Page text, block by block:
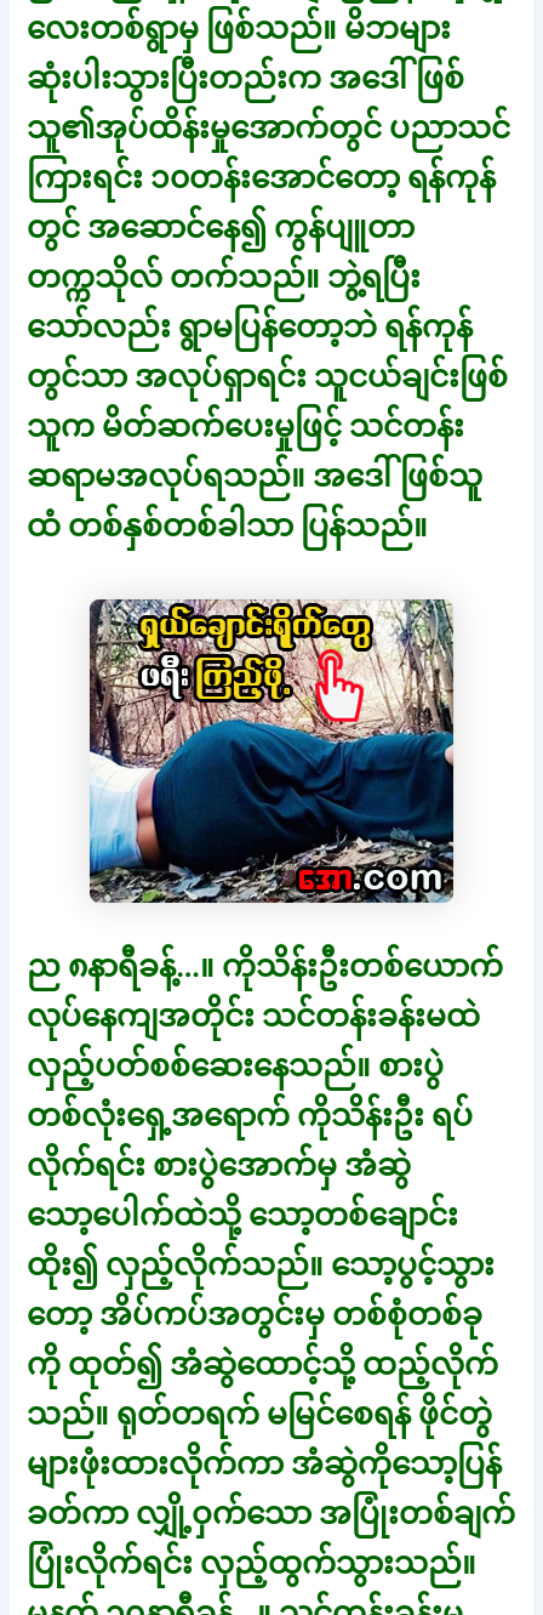
လေးတစ်ရွာမှ ဖြစ်သည်။ မိဘများ
ဆုံးပါးသွားပြီးတည်းက အဒေါ်ဖြစ်
သူ၏အုပ်ထိန်းမှုအောက်တွင် ပညာသင်
ကြားရင်း ၁၀တန်းအောင်တော့ ရန်ကုန်
တွင် အဆောင်နေ၍ ကွန်ပျူတာ
တက္ကသိုလ် တက်သည်။ ဘွဲ့ရပြီး
သော်လည်း ရွာမပြန်တော့ဘဲ ရန်ကုန်
တွင်သာ အလုပ်ရှာရင်း သူငယ်ချင်းဖြစ်
သူက မိတ်ဆက်ပေးမှုဖြင့် သင်တန်း
ဆရာမအလုပ်ရသည်။ အဒေါ်ဖြစ်သူ
ထံ တစ်နှစ်တစ်ခါသာ ပြန်သည်။
ည ၈နာရီခန့်…။ ကိုသိန်းဦးတစ်ယောက်
လုပ်နေကျအတိုင်း သင်တန်းခန်းမထဲ
လှည့်ပတ်စစ်ဆေးနေသည်။ စားပွဲ
တစ်လုံးရှေ့အရောက် ကိုသိန်းဦး ရပ်
လိုက်ရင်း စားပွဲအောက်မှ အံဆွဲ
သော့ပေါက်ထဲသို့ သော့တစ်ချောင်း
ထိုး၍ လှည့်လိုက်သည်။ သော့ပွင့်သွား
တော့ အိပ်ကပ်အတွင်းမှ တစ်စုံတစ်ခု
ကို ထုတ်၍ အံဆွဲထောင့်သို့ ထည့်လိုက်
သည်။ ရုတ်တရက် မမြင်စေရန် ဖိုင်တွဲ
များဖုံးထားလိုက်ကာ အံဆွဲကိုသော့ပြန်
ခတ်ကာ လျှို့ဝှက်သော အပြုံးတစ်ချက်
ပြုံးလိုက်ရင်း လှည့်ထွက်သွားသည်။